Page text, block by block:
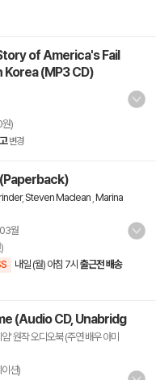
of America's Fail
(MP3 CD)
)
변경
,Steven Maclean Marina
월
내일 (월) 아침 7시 출근전 배송
(Audio CD, Unabridg
' 원작 오디오북 (주연 배우 아미
션)